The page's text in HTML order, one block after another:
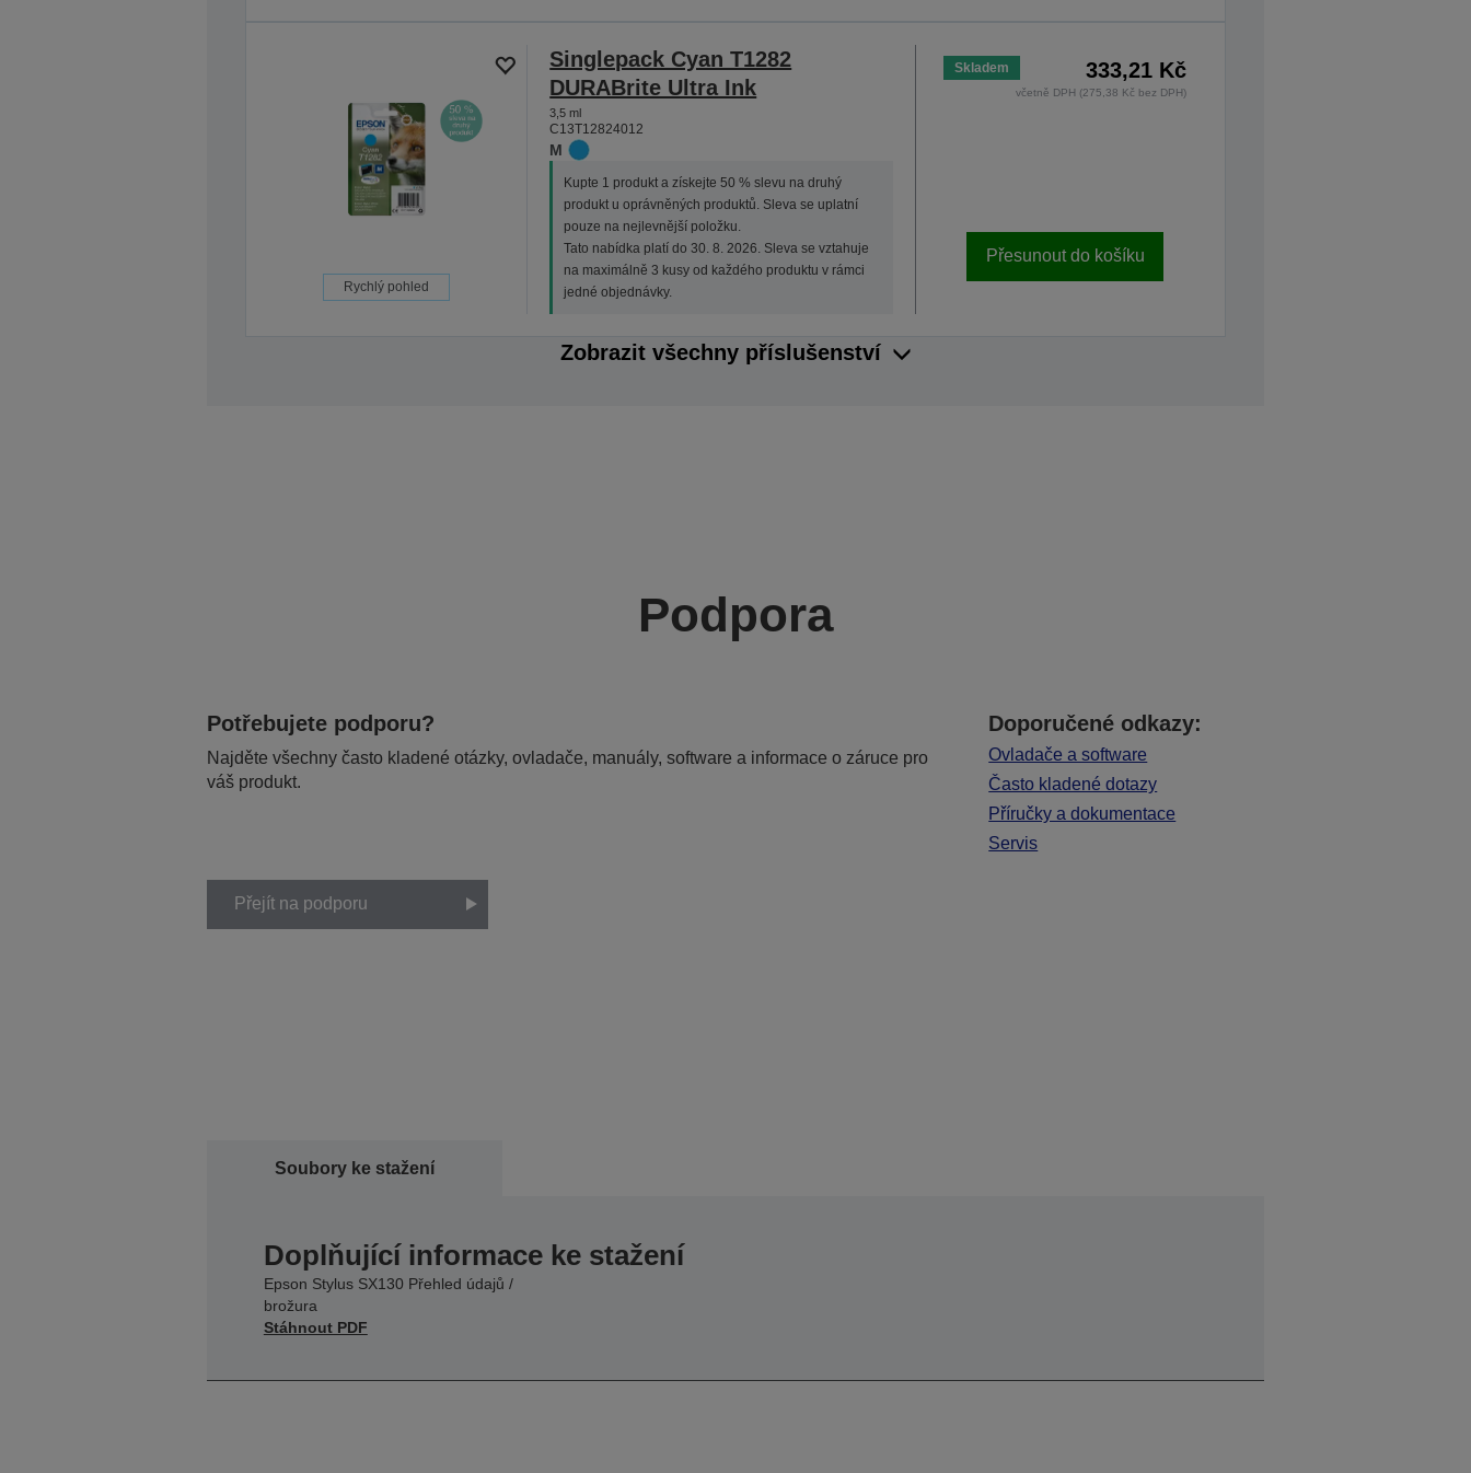
Rychlý pohled
Singlepack Cyan T1282
DURABrite Ultra Ink
3,5 ml
C13T12824012
M
Kupte 1 produkt a získejte 50 % slevu na druhý
produkt u oprávněných produktů. Sleva se uplatní
pouze na nejlevnější položku.
Tato nabídka platí do 30. 8. 2026. Sleva se vztahuje
na maximálně 3 kusy od každého produktu v rámci
jedné objednávky.
Skladem 333,21 Kč
včetně DPH (275,38 Kč bez DPH)
Přesunout do košíku
Zobrazit všechny příslušenství
Podpora
Potřebujete podporu?
Najděte všechny často kladené otázky, ovladače, manuály, software a informace o záruce pro
váš produkt.
Doporučené odkazy:
Ovladače a software
Často kladené dotazy
Příručky a dokumentace
Servis
Přejít na podporu
Soubory ke stažení
Doplňující informace ke stažení
Epson Stylus SX130 Přehled údajů /
brožura
Stáhnout PDF